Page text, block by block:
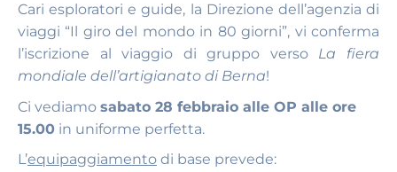
Cari esploratori e guide, la Direzione dell’agenzia di
viaggi “Il giro del mondo in 80 giorni”, vi conferma
l’iscrizione al viaggio di gruppo verso La fiera
mondiale dell’artigianato di Berna!
Ci vediamo sabato 28 febbraio alle OP alle ore
15.00 in uniforme perfetta.
L’equipaggiamento di base prevede: